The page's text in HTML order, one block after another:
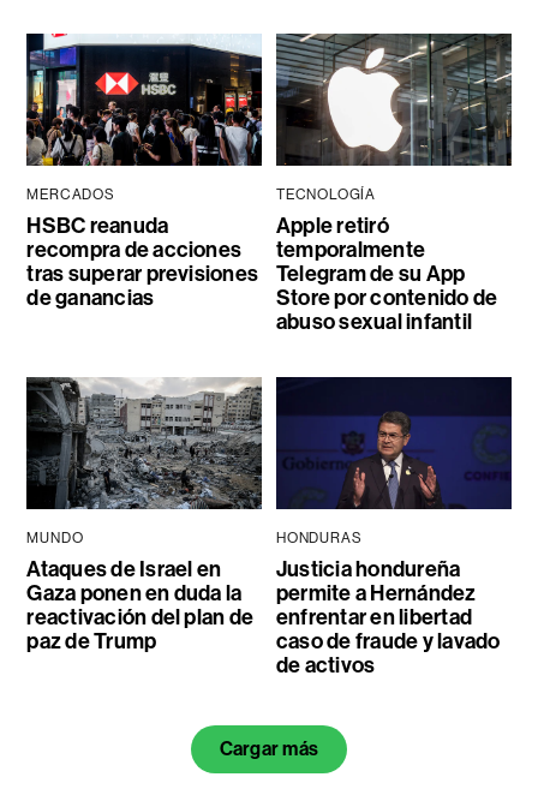
MERCADOS
HSBC reanuda
recompra de acciones
tras superar previsiones
de ganancias
TECNOLOGÍA
Apple retiró
temporalmente
Telegram de su App
Store por contenido de
abuso sexual infantil
MUNDO
Ataques de Israel en
Gaza ponen en duda la
reactivación del plan de
paz de Trump
HONDURAS
Justicia hondureña
permite a Hernández
enfrentar en libertad
caso de fraude y lavado
de activos
Cargar más